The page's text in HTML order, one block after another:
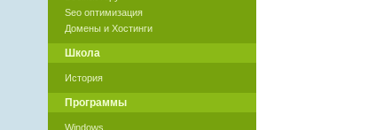
Seo оптимизация
Домены и Хостинги
Школа
История
Программы
Windows